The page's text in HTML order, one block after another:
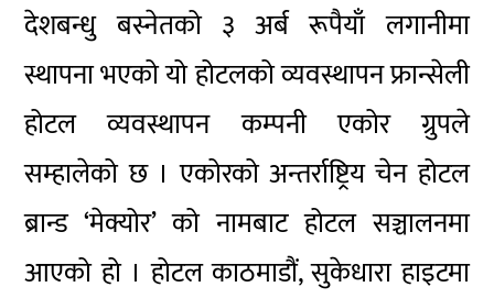
देशबन्धु बस्नेतको ३ अर्ब रूपैयाँ लगानीमा
स्थापना भएको यो होटलको व्यवस्थापन फ्रान्सेली
होटल व्यवस्थापन कम्पनी एकोर ग्रुपले
सम्हालेको छ । एकोरको अन्तर्राष्ट्रिय चेन होटल
ब्रान्ड ‘मेक्योर’ को नामबाट होटल सञ्चालनमा
आएको हो । होटल काठमाडौं, सुकेधारा हाइटमा